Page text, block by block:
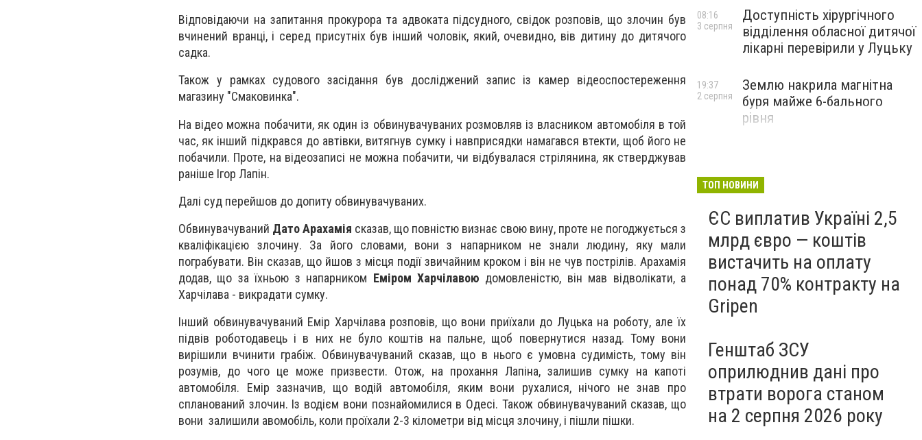
Відповідаючи на запитання прокурора та адвоката підсудного, свідок розповів, що злочин був
вчинений вранці, і серед присутніх був інший чоловік, який, очевидно, вів дитину до дитячого
садка.
Також у рамках судового засідання був досліджений запис із камер відеоспостереження
магазину "Смаковинка".
На відео можна побачити, як один із обвинувачуваних розмовляв із власником автомобіля в той
час, як інший підкрався до автівки, витягнув сумку і навприсядки намагався втекти, щоб його не
побачили. Проте, на відеозаписі не можна побачити, чи відбувалася стрілянина, як стверджував
раніше Ігор Лапін.
Далі суд перейшов до допиту обвинувачуваних.
Обвинувачуваний Дато Арахамія сказав, що повністю визнає свою вину, проте не погоджується з
кваліфікацією злочину. За його словами, вони з напарником не знали людину, яку мали
пограбувати. Він сказав, що йшов з місця події звичайним кроком і він не чув пострілів. Арахамія
додав, що за їхньою з напарником Еміром Харчілавою домовленістю, він мав відволікати, а
Харчілава - викрадати сумку.
Інший обвинувачуваний Емір Харчілава розповів, що вони приїхали до Луцька на роботу, але їх
підвів роботодавець і в них не було коштів на пальне, щоб повернутися назад. Тому вони
вирішили вчинити грабіж. Обвинувачуваний сказав, що в нього є умовна судимість, тому він
розумів, до чого це може призвести. Отож, на прохання Лапіна, залишив сумку на капоті
автомобіля. Емір зазначив, що водій автомобіля, яким вони рухалися, нічого не знав про
спланований злочин. Із водієм вони познайомилися в Одесі. Також обвинувачуваний сказав, що
вони залишили авомобіль, коли проїхали 2-3 кілометри від місця злочину, і пішли пішки.
Доступність хірургічного
відділення обласної дитячої
лікарні перевірили у Луцьку
08:16
3 серпня
Землю накрила магнітна
буря майже 6-бального
рівня
19:37
2 серпня
ТОП НОВИНИ
ЄС виплатив Україні 2,5
млрд євро — коштів
вистачить на оплату
понад 70% контракту на
Gripen
Генштаб ЗСУ
оприлюднив дані про
втрати ворога станом
на 2 серпня 2026 року